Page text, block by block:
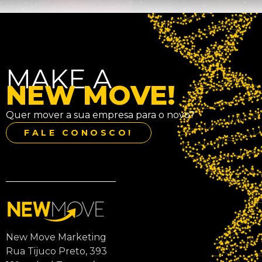
MAKE A
NEW MOVE!
Quer mover a sua empresa para o novo?
FALE CONOSCO!
New Move Marketing
Rua Tijuco Preto, 393